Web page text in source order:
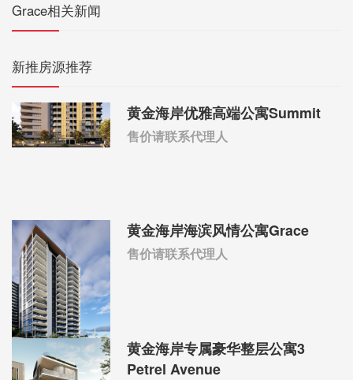
Grace相关新闻
新推房源推荐
黄金海岸优雅高端公寓Summit
售价请联系代理人
黄金海岸海滨风情公寓Grace
售价请联系代理人
黄金海岸专属豪华整层公寓3
Petrel Avenue